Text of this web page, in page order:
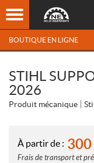
BOUTIQUE EN LIGNE
STIHL
2026
Produit mécanique
À partir de : 300
Frais de transport et